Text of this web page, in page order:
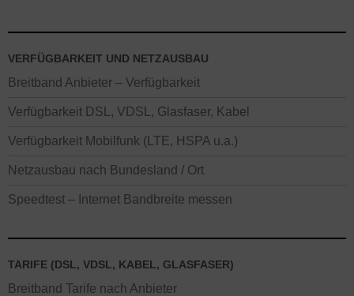
VERFÜGBARKEIT UND NETZAUSBAU
Breitband Anbieter – Verfügbarkeit
Verfügbarkeit DSL, VDSL, Glasfaser, Kabel
Verfügbarkeit Mobilfunk (LTE, HSPA u.a.)
Netzausbau nach Bundesland / Ort
Speedtest – Internet Bandbreite messen
TARIFE (DSL, VDSL, KABEL, GLASFASER)
Breitband Tarife nach Anbieter